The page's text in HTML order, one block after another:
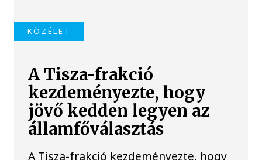
KÖZÉLET
A Tisza-frakció
kezdeményezte, hogy
jövő kedden legyen az
államfőválasztás
A Tisza-frakció kezdeményezte, hogy